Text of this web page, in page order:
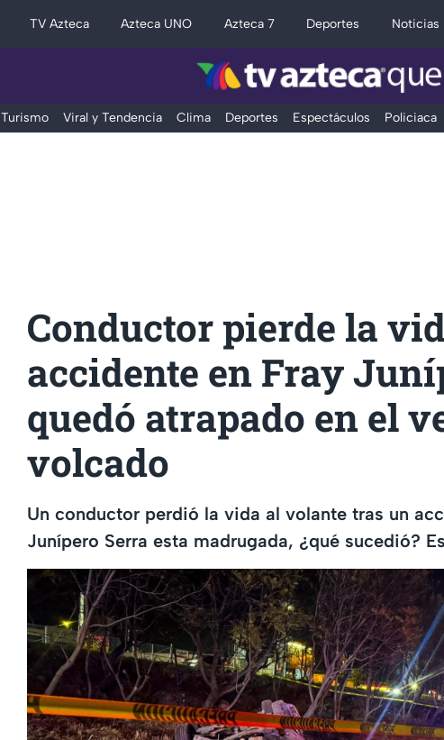
TV Azteca Azteca UNO Azteca 7 Deportes Noticias
Turismo Viral y Tendencia Clima Deportes Espectáculos Policiaca
Conductor pierde la
accidente en Fray
quedó atrapado en el
volcado
Un conductor perdió la vida al volante tras un
Junípero Serra esta madrugada, ¿qué sucedió?